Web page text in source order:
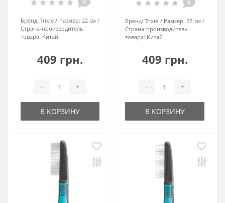
0
Бренд: Trixie Размер: 22 см
Страна-производитель
товара: Китай
409 грн.
- +
В КОРЗИНУ
0
Бренд: Trixie Размер: 22 см
Страна-производитель
товара: Китай
409 грн.
- +
В КОРЗИНУ